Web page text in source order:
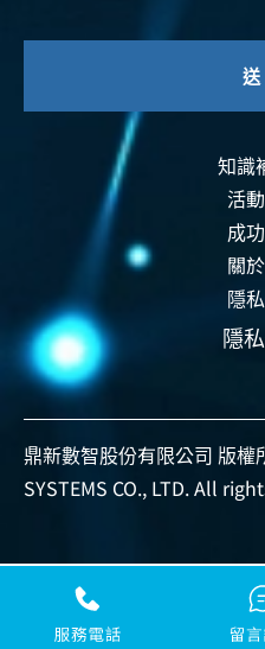
知識
活
成
關
隱
隱
鼎新數智股份有限公司 版
SYSTEMS CO., LTD. All
資安認證
事前預防